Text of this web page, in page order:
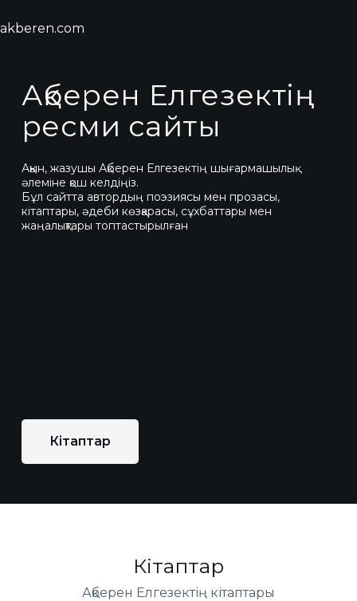
akberen.com
Ақберен Елгезектің
ресми сайты
Ақын, жазушы Ақберен Елгезектің шығармашылық
әлеміне қош келдіңіз.
Бұл сайтта автордың поэзиясы мен прозасы,
кітаптары, әдеби көзқарасы, сұхбаттары мен
жаңалықтары топтастырылған
Кітаптар
Кітаптар
Ақберен Елгезектің кітаптары